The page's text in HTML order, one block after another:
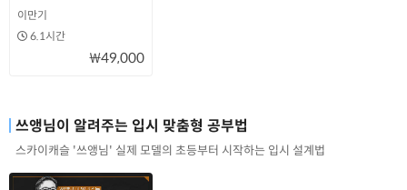
이만기
6.1시간
₩49,000
쓰앵님이 알려주는 입시 맞춤형 공부법
스카이캐슬 '쓰앵님' 실제 모델의 초등부터 시작하는 입시 설계법